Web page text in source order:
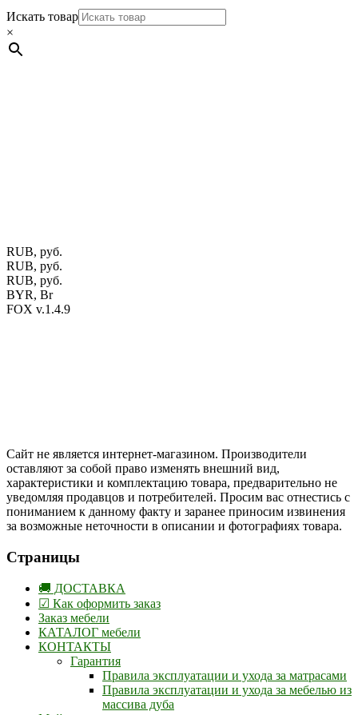
Искать товар
×
RUB, руб.
RUB, руб.
RUB, руб.
BYR, Br
FOX v.1.4.9
Сайт не является интернет-магазином. Производители
оставляют за собой право изменять внешний вид,
характеристики и комплектацию товара, предварительно не
уведомляя продавцов и потребителей. Просим вас отнестись с
пониманием к данному факту и заранее приносим извинения
за возможные неточности в описании и фотографиях товара.
Страницы
🚚 ДОСТАВКА
☑ Как оформить заказ
Заказ мебели
КАТАЛОГ мебели
КОНТАКТЫ
Гарантия
Правила эксплуатации и ухода за матрасами
Правила эксплуатации и ухода за мебелью из
массива дуба